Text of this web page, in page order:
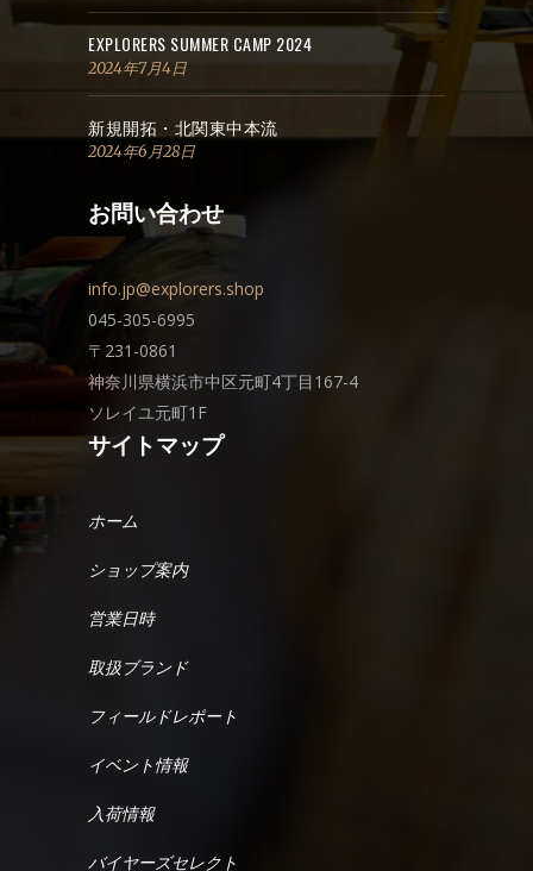
EXPLORERS SUMMER CAMP 2024
2024年7月4日
新規開拓・北関東中本流
2024年6月28日
お問い合わせ
info.jp@explorers.shop
045-305-6995
〒231-0861
神奈川県横浜市中区元町4丁目167-4
ソレイユ元町1F
サイトマップ
ホーム
ショップ案内
営業日時
取扱ブランド
フィールドレポート
イベント情報
入荷情報
バイヤーズセレクト